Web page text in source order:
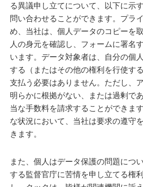
る異議申し立てについて、以下に示
問い合わせることができます。プラ
め、当社は、個人データのコピーを
人の身元を確認し、フォームに署名
います。データ対象者は、自分の個
する（またはその他の権利を行使す
支払う必要はありません。ただし、
明らかに根拠がない、または過剰で
当な手数料を請求することができま
な状況において、当社は要求の遵守
きます。
また、個人はデータ保護の問題につ
する監督官庁に苦情を申し立てる権